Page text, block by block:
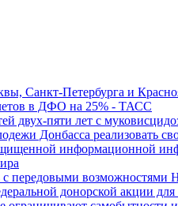
Санкт-Петербурга и
в ДФО на 25% - ТАСС
двух-пяти лет с
Донбасса реализовать
информационной
передовыми
донорской акции